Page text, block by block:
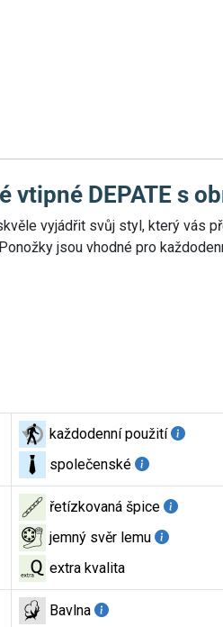
DEPATE s
vyjádřit svůj styl, který vás
jsou vhodné pro
každodenní použití
společenské
řetízkovaná špice
jemný svěr lemu
extra kvalita
Bavlna